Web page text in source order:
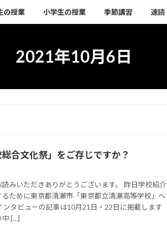
の授業 小学生の授業 季節講習 速読
2021年10月6日
総合文化祭」をご存じですか？
みいただきありがとうございます。 昨日学校紹介
ために東京都清瀬市「東京都立清瀬高等学校」へ
ンタビューの記事は10月21日・22日に掲載します
中 […]